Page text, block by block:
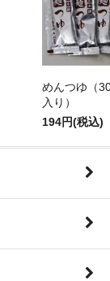
めんつゆ（
入り）
194円(税込)